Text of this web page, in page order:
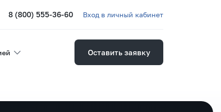
8 (800) 555-36-60 Вход в личный кабинет
Оставить заявку